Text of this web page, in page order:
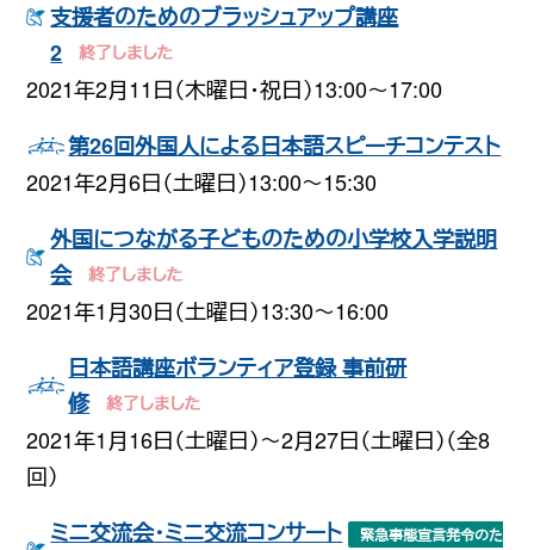
支援者のためのブラッシュアップ講座
2
2021年2月11日（木曜日・祝日）13:00～17:00
第26回外国人による日本語スピーチコンテスト
2021年2月6日（土曜日）13:00〜15:30
外国につながる子どものための小学校入学説明
会
2021年1月30日（土曜日）13:30〜16:00
日本語講座ボランティア登録 事前研
修
2021年1月16日（土曜日）〜2月27日（土曜日）（全8
回）
ミニ交流会・ミニ交流コンサート
緊急事態宣言発令のた